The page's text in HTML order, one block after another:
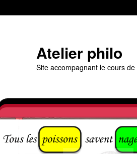
Atelier philo
Site accompagnant le cours